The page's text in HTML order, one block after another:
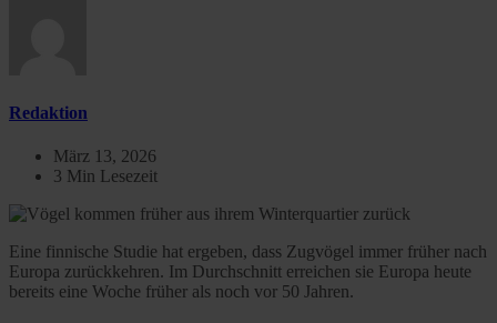
Redaktion
März 13, 2026
3 Min Lesezeit
Eine finnische Studie hat ergeben, dass Zugvögel immer früher nach
Europa zurückkehren. Im Durchschnitt erreichen sie Europa heute
bereits eine Woche früher als noch vor 50 Jahren.